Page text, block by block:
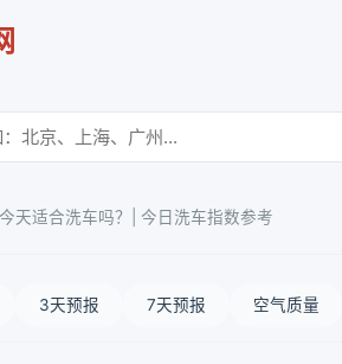
天适合洗车吗？| 今日洗车指数参考
3天预报 7天预报 空气质量